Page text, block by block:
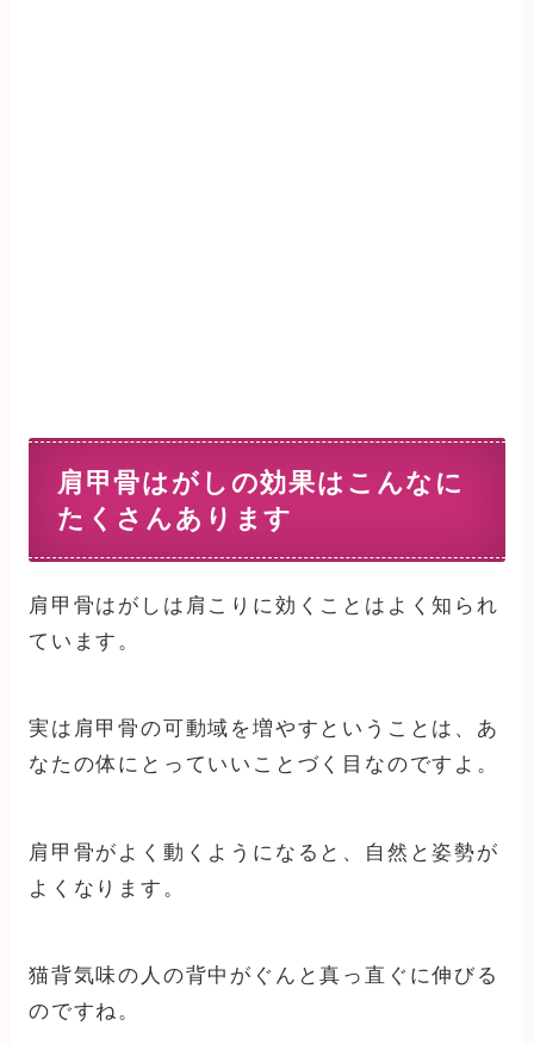
肩甲骨はがしの効果はこんなに
たくさんあります
肩甲骨はがしは肩こりに効くことはよく知られ
ています。
実は肩甲骨の可動域を増やすということは、あ
なたの体にとっていいことづく目なのですよ。
肩甲骨がよく動くようになると、自然と姿勢が
よくなります。
猫背気味の人の背中がぐんと真っ直ぐに伸びる
のですね。